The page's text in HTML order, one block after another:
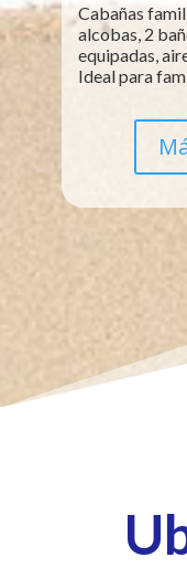
Cabañas
alcobas, 2
equipadas,
Ideal para